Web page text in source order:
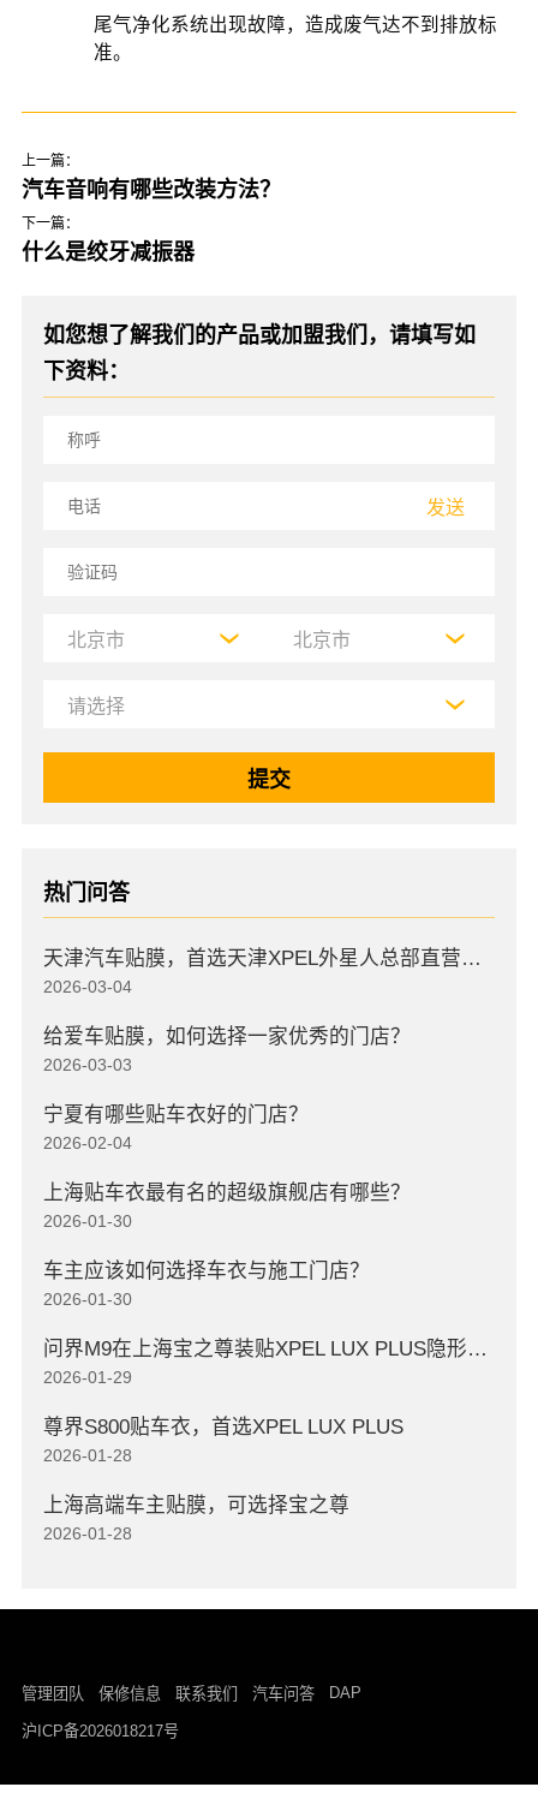
尾气净化系统出现故障，造成废气达不到排放标
准。
上一篇：
汽车音响有哪些改装方法？
下一篇：
什么是绞牙减振器
如您想了解我们的产品或加盟我们，请填写如
下资料：
发送
热门问答
天津汽车贴膜，首选天津XPEL外星人总部直营店，高口碑店
2026-03-04
给爱车贴膜，如何选择一家优秀的门店？
2026-03-03
宁夏有哪些贴车衣好的门店？
2026-02-04
上海贴车衣最有名的超级旗舰店有哪些？
2026-01-30
车主应该如何选择车衣与施工门店？
2026-01-30
问界M9在上海宝之尊装贴XPEL LUX PLUS隐形车衣
2026-01-29
尊界S800贴车衣，首选XPEL LUX PLUS
2026-01-28
上海高端车主贴膜，可选择宝之尊
2026-01-28
管理团队 保修信息 联系我们 汽车问答 DAP
沪ICP备2026018217号